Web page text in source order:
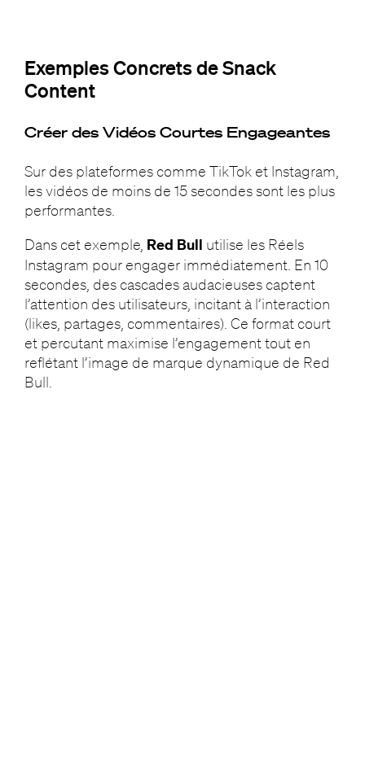
Exemples Concrets de Snack
Content
Créer des Vidéos Courtes Engageantes
Sur des plateformes comme TikTok et Instagram,
les vidéos de moins de 15 secondes sont les plus
performantes.
Dans cet exemple, Red Bull utilise les Réels
Instagram pour engager immédiatement. En 10
secondes, des cascades audacieuses captent
l’attention des utilisateurs, incitant à l’interaction
(likes, partages, commentaires). Ce format court
et percutant maximise l’engagement tout en
reflétant l’image de marque dynamique de Red
Bull.